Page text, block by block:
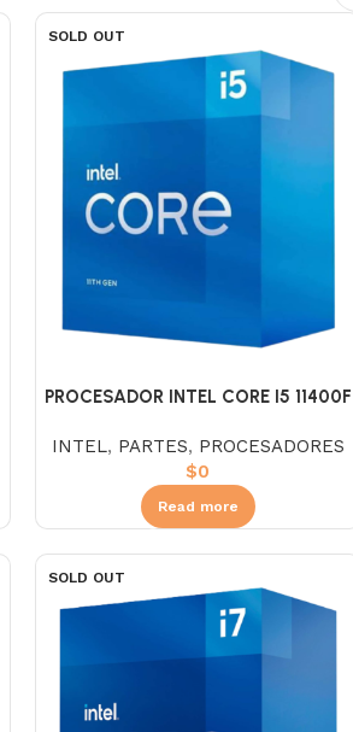
SOLD OUT
PROCESADOR INTEL CORE I5 11400F
INTEL, PARTES, PROCESADORES
$0
Read more
SOLD OUT